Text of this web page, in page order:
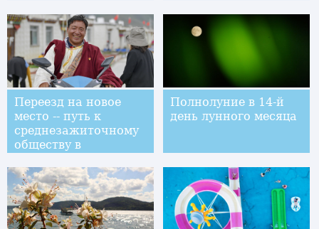
Переезд на новое
место -- путь к
среднезажиточному
обществу в
Полнолуние в 14-й
день лунного месяца